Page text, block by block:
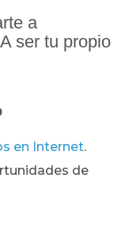
a
ser tu propio
en Internet.
de